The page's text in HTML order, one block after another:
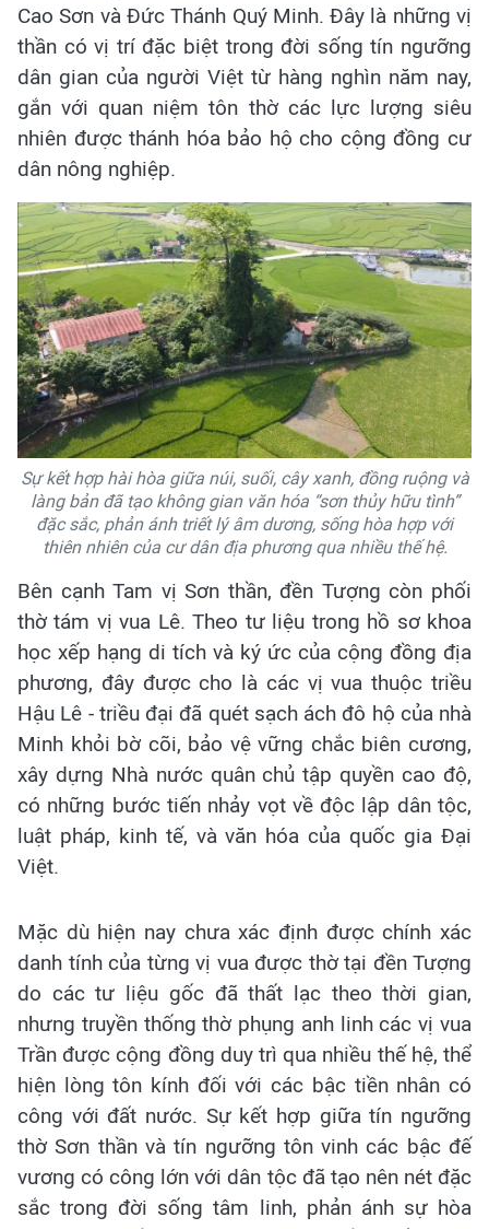
Cao Sơn và Đức Thánh Quý Minh. Đây là những vị
thần có vị trí đặc biệt trong đời sống tín ngưỡng
dân gian của người Việt từ hàng nghìn năm nay,
gắn với quan niệm tôn thờ các lực lượng siêu
nhiên được thánh hóa bảo hộ cho cộng đồng cư
dân nông nghiệp.
Sự kết hợp hài hòa giữa núi, suối, cây xanh, đồng ruộng và
làng bản đã tạo không gian văn hóa “sơn thủy hữu tình”
đặc sắc, phản ánh triết lý âm dương, sống hòa hợp với
thiên nhiên của cư dân địa phương qua nhiều thế hệ.
Bên cạnh Tam vị Sơn thần, đền Tượng còn phối
thờ tám vị vua Lê. Theo tư liệu trong hồ sơ khoa
học xếp hạng di tích và ký ức của cộng đồng địa
phương, đây được cho là các vị vua thuộc triều
Hậu Lê - triều đại đã quét sạch ách đô hộ của nhà
Minh khỏi bờ cõi, bảo vệ vững chắc biên cương,
xây dựng Nhà nước quân chủ tập quyền cao độ,
có những bước tiến nhảy vọt về độc lập dân tộc,
luật pháp, kinh tế, và văn hóa của quốc gia Đại
Việt.
Mặc dù hiện nay chưa xác định được chính xác
danh tính của từng vị vua được thờ tại đền Tượng
do các tư liệu gốc đã thất lạc theo thời gian,
nhưng truyền thống thờ phụng anh linh các vị vua
Trần được cộng đồng duy trì qua nhiều thế hệ, thể
hiện lòng tôn kính đối với các bậc tiền nhân có
công với đất nước. Sự kết hợp giữa tín ngưỡng
thờ Sơn thần và tín ngưỡng tôn vinh các bậc đế
vương có công lớn với dân tộc đã tạo nên nét đặc
sắc trong đời sống tâm linh, phản ánh sự hòa